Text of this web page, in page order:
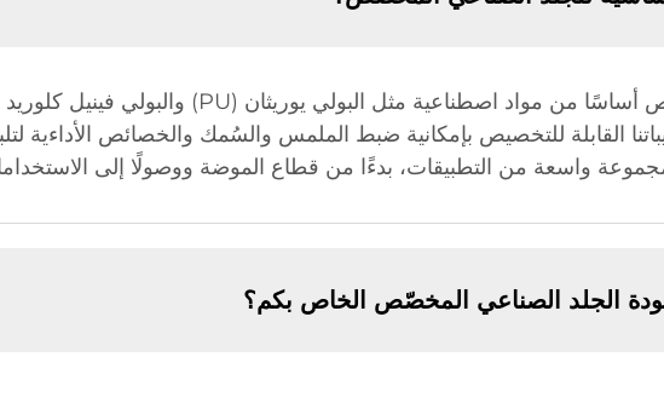
القابلة للتخصيص بإمكانية ضبط الملمس والسُمك والخصائص الأداءية
واسعة من التطبيقات، بدءًا من قطاع الموضة ووصولًا إلى
الجلد الصناعي المخصّص الخاص بكم؟